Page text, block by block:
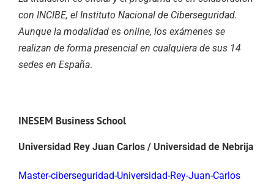
con INCIBE, el Instituto Nacional de Ciberseguridad.
Aunque la modalidad es online, los exámenes se
realizan de forma presencial en cualquiera de sus 14
sedes en España.
INESEM Business School
Universidad Rey Juan Carlos / Universidad de Nebrija
Master-ciberseguridad-Universidad-Rey-Juan-Carlos